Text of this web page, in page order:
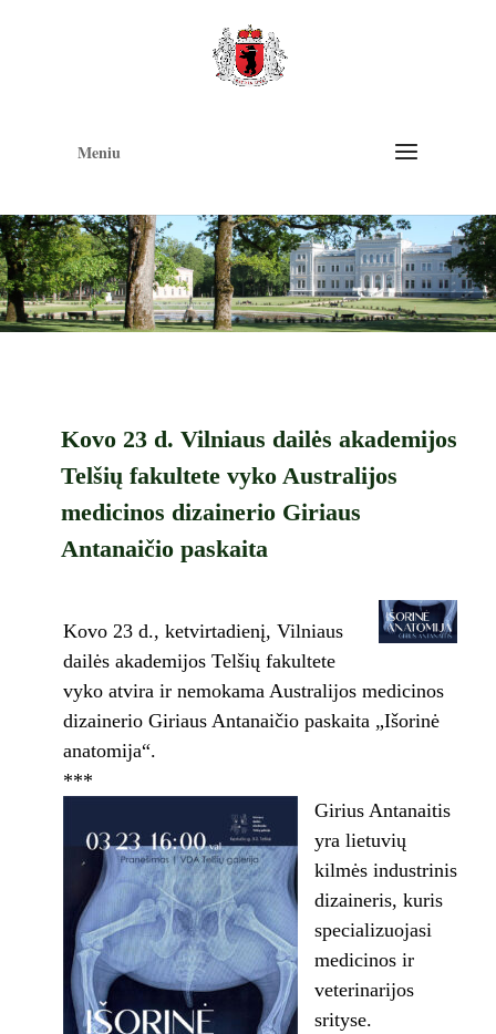
Meniu
Kovo 23 d. Vilniaus dailės akademijos
Telšių fakultete vyko Australijos
medicinos dizainerio Giriaus
Antanaičio paskaita
Kovo 23 d., ketvirtadienį, Vilniaus
dailės akademijos Telšių fakultete
vyko atvira ir nemokama Australijos medicinos
dizainerio Giriaus Antanaičio paskaita „Išorinė
anatomija“.
***
Girius Antanaitis
yra lietuvių
kilmės industrinis
dizaineris, kuris
specializuojasi
medicinos ir
veterinarijos
srityse.